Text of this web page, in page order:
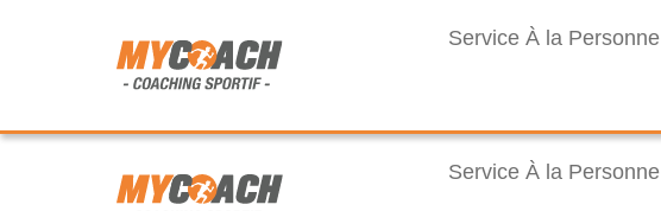
Service À la Personne
Service À la Personne